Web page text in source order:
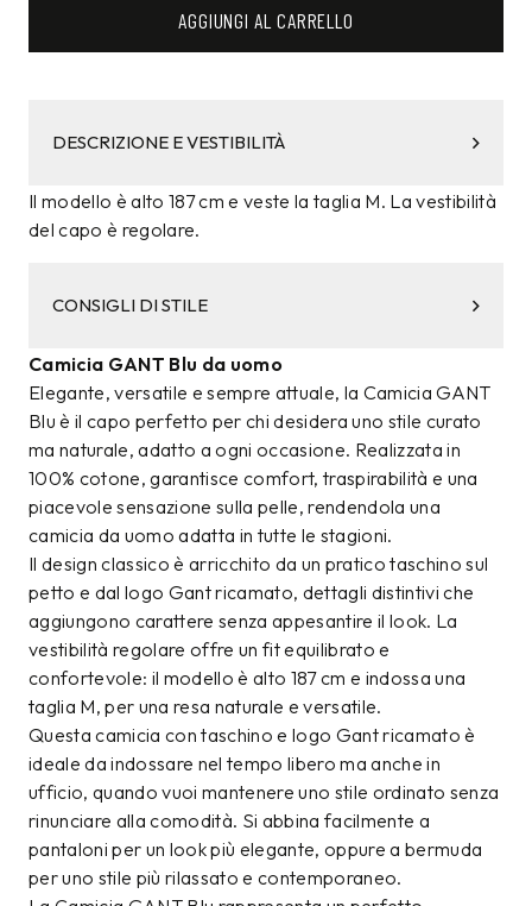
AGGIUNGI AL CARRELLO
DESCRIZIONE E VESTIBILITÀ
Il modello è alto 187 cm e veste la taglia M. La vestibilità
del capo è regolare.
CONSIGLI DI STILE
Camicia GANT Blu da uomo
Elegante, versatile e sempre attuale, la Camicia GANT
Blu è il capo perfetto per chi desidera uno stile curato
ma naturale, adatto a ogni occasione. Realizzata in
100% cotone, garantisce comfort, traspirabilità e una
piacevole sensazione sulla pelle, rendendola una
camicia da uomo adatta in tutte le stagioni.
Il design classico è arricchito da un pratico taschino sul
petto e dal logo Gant ricamato, dettagli distintivi che
aggiungono carattere senza appesantire il look. La
vestibilità regolare offre un fit equilibrato e
confortevole: il modello è alto 187 cm e indossa una
taglia M, per una resa naturale e versatile.
Questa camicia con taschino e logo Gant ricamato è
ideale da indossare nel tempo libero ma anche in
ufficio, quando vuoi mantenere uno stile ordinato senza
rinunciare alla comodità. Si abbina facilmente a
pantaloni per un look più elegante, oppure a bermuda
per uno stile più rilassato e contemporaneo.